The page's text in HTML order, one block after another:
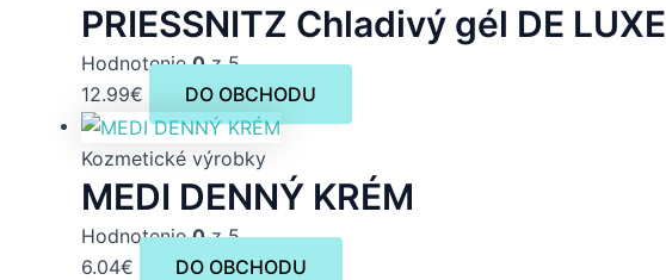
PRIESSNITZ Chladivý gél DE LUXE
Hodnotenie0z 5
12.99€ DO OBCHODU
Kozmetické výrobky
MEDI DENNÝ KRÉM
Hodnotenie0z 5
6.04€ DO OBCHODU